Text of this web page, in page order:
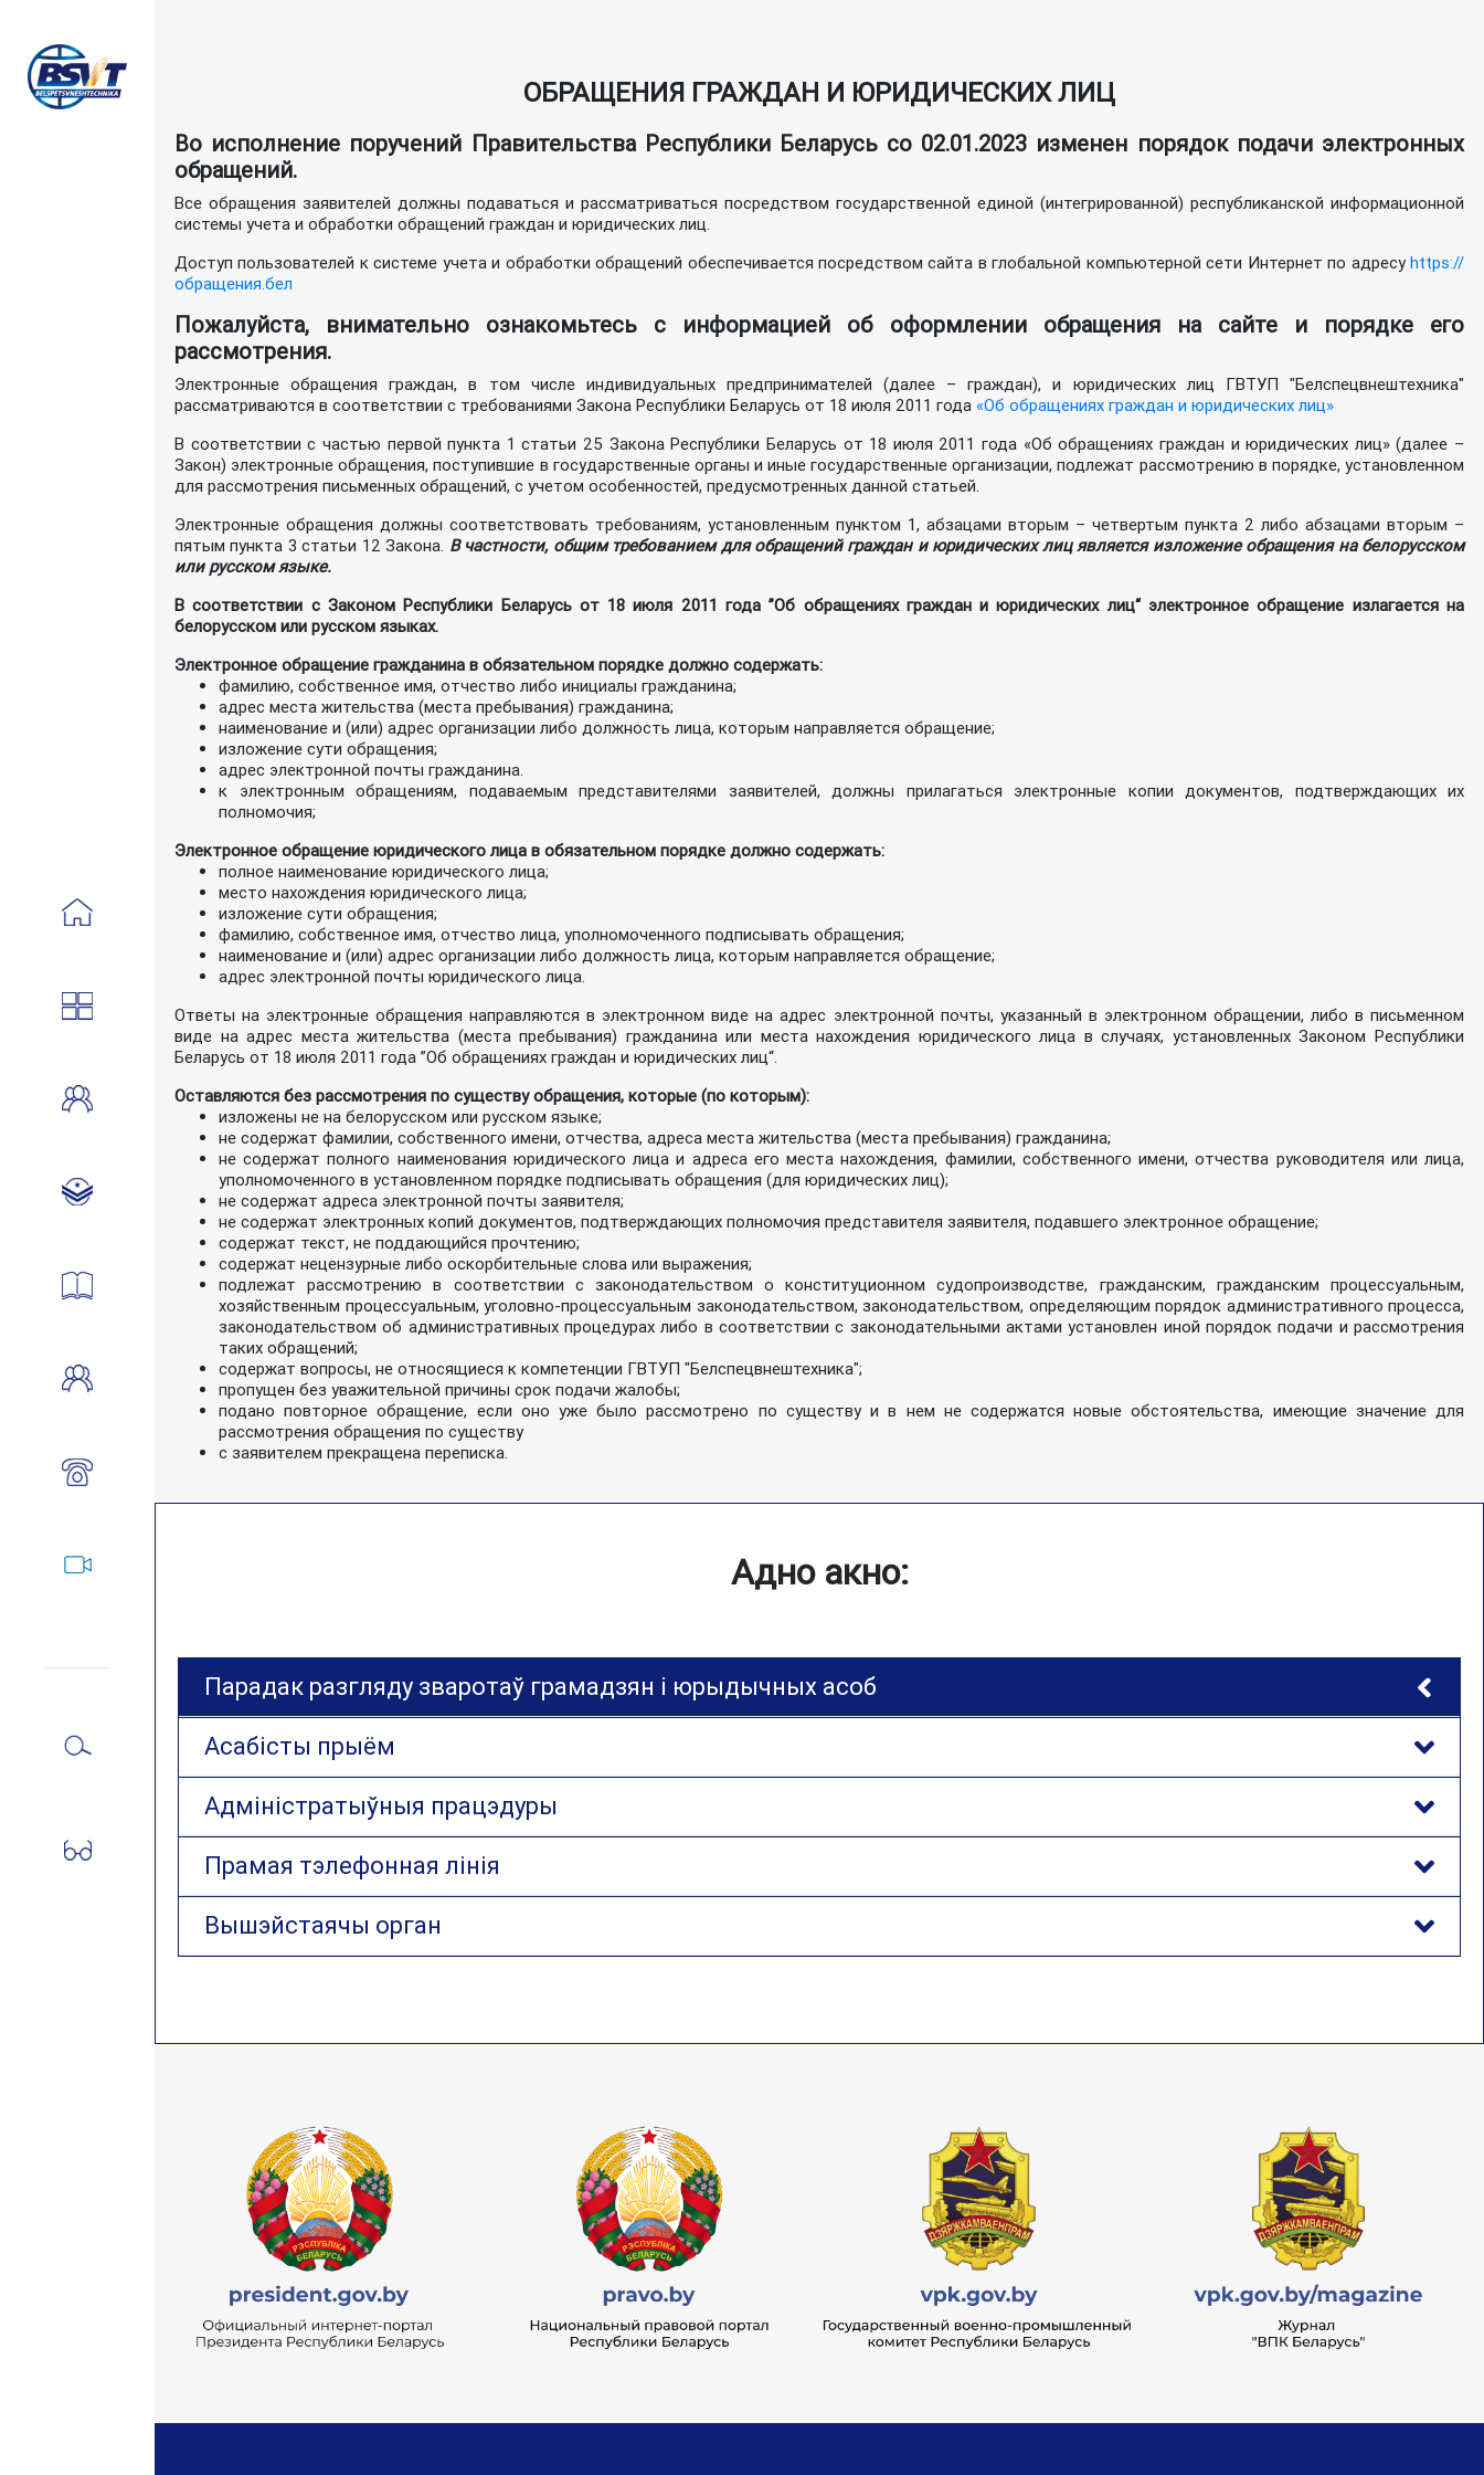
ОБРАЩЕНИЯ ГРАЖДАН И ЮРИДИЧЕСКИХ ЛИЦ
Во исполнение поручений Правительства Республики Беларусь со 02.01.2023 изменен порядок подачи электронных
обращений.
Все обращения заявителей должны подаваться и рассматриваться посредством государственной единой (интегрированной) республиканской информационной
системы учета и обработки обращений граждан и юридических лиц.
Доступ пользователей к системе учета и обработки обращений обеспечивается посредством сайта в глобальной компьютерной сети Интернет по адресуhttps://
обращения.бел
Пожалуйста, внимательно ознакомьтесь с информацией об оформлении обращения на сайте и порядке его
рассмотрения.
Электронные обращения граждан, в том числе индивидуальных предпринимателей (далее – граждан), и юридических лиц ГВТУП "Белспецвнештехника"
рассматриваются в соответствии с требованиями Закона Республики Беларусь от 18 июля 2011 года «Об обращениях граждан и юридических лиц»
В соответствии с частью первой пункта 1 статьи 25 Закона Республики Беларусь от 18 июля 2011 года «Об обращениях граждан и юридических лиц» (далее –
Закон) электронные обращения, поступившие в государственные органы и иные государственные организации, подлежат рассмотрению в порядке, установленном
для рассмотрения письменных обращений, с учетом особенностей, предусмотренных данной статьей.
Электронные обращения должны соответствовать требованиям, установленным пунктом 1, абзацами вторым – четвертым пункта 2 либо абзацами вторым –
пятым пункта 3 статьи 12 Закона. В частности, общим требованием для обращений граждан и юридических лиц является изложение обращения на белорусском
или русском языке.
В соответствии с Законом Республики Беларусь от 18 июля 2011 года ”Об обращениях граждан и юридических лиц“ электронное обращение излагается на
белорусском или русском языках.
Электронное обращение гражданина в обязательном порядке должно содержать:
фамилию, собственное имя, отчество либо инициалы гражданина;
адрес места жительства (места пребывания) гражданина;
наименование и (или) адрес организации либо должность лица, которым направляется обращение;
изложение сути обращения;
адрес электронной почты гражданина.
к электронным обращениям, подаваемым представителями заявителей, должны прилагаться электронные копии документов, подтверждающих их
полномочия;
Электронное обращение юридического лица в обязательном порядке должно содержать:
полное наименование юридического лица;
место нахождения юридического лица;
изложение сути обращения;
фамилию, собственное имя, отчество лица, уполномоченного подписывать обращения;
наименование и (или) адрес организации либо должность лица, которым направляется обращение;
адрес электронной почты юридического лица.
Ответы на электронные обращения направляются в электронном виде на адрес электронной почты, указанный в электронном обращении, либо в письменном
виде на адрес места жительства (места пребывания) гражданина или места нахождения юридического лица в случаях, установленных Законом Республики
Беларусь от 18 июля 2011 года ”Об обращениях граждан и юридических лиц“.
Оставляются без рассмотрения по существу обращения, которые (по которым):
изложены не на белорусском или русском языке;
не содержат фамилии, собственного имени, отчества, адреса места жительства (места пребывания) гражданина;
не содержат полного наименования юридического лица и адреса его места нахождения, фамилии, собственного имени, отчества руководителя или лица,
уполномоченного в установленном порядке подписывать обращения (для юридических лиц);
не содержат адреса электронной почты заявителя;
не содержат электронных копий документов, подтверждающих полномочия представителя заявителя, подавшего электронное обращение;
содержат текст, не поддающийся прочтению;
содержат нецензурные либо оскорбительные слова или выражения;
подлежат рассмотрению в соответствии с законодательством о конституционном судопроизводстве, гражданским, гражданским процессуальным,
хозяйственным процессуальным, уголовно-процессуальным законодательством, законодательством, определяющим порядок административного процесса,
законодательством об административных процедурах либо в соответствии с законодательными актами установлен иной порядок подачи и рассмотрения
таких обращений;
содержат вопросы, не относящиеся к компетенции ГВТУП "Белспецвнештехника";
пропущен без уважительной причины срок подачи жалобы;
подано повторное обращение, если оно уже было рассмотрено по существу и в нем не содержатся новые обстоятельства, имеющие значение для
рассмотрения обращения по существу
с заявителем прекращена переписка.
Адно акно:
Парадак разгляду зваротаў грамадзян і юрыдычных асоб
Асабісты прыём
Адміністратыўныя працэдуры
Прамая тэлефонная лінія
Вышэйстаячы орган